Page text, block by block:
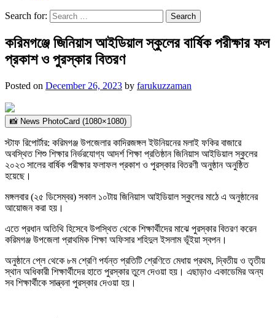
Search for:
করিমগঞ্জে জিনিয়াস আইডিয়াল স্কুলের বার্ষিক পরীক্ষার ফল
প্রকাশ ও পুরস্কার বিতরণ
Posted on December 26, 2023 by farukuzzaman
📸 News PhotoCard (1080×1080)
স্টাফ রিপোর্টার: করিমগঞ্জ উপজেলার কাদিরজঙ্গল ইউনিয়নের মলাই ফকির বাজারে
অবস্থিত শিশু শিক্ষার নির্ভরযোগ্য আদর্শ শিক্ষা প্রতিষ্ঠান জিনিয়াস আইডিয়াল স্কুলের
২০২৩ সালের বার্ষিক পরীক্ষার ফলাফল প্রকাশ ও পুরস্কার বিতরণী অনুষ্ঠান অনুষ্ঠিত
হয়েছে।
মঙ্গলবার (২৫ ডিসেম্বর) সকাল ১০টায় জিনিয়াস আইডিয়াল স্কুলের মাঠে এ অনুষ্ঠানের
আয়োজন করা হয়।
এতে প্রধান অতিথি হিসেবে উপস্থিত থেকে শিক্ষার্থীদের মাঝে পুরস্কার বিতরণ করেন
করিমগঞ্জ উপজেলা প্রাথমিক শিক্ষা অফিসার শহিদুল ইসলাম ভূঁইয়া স্বপন।
অনুষ্ঠানে প্লে থেকে ৮ম শ্রেণি পর্যন্ত প্রতিটি শ্রেণিতে মেধায় প্রথম, দ্বিতীয় ও তৃতীয়
স্থান অধিকারী শিক্ষার্থীদের হাতে পুরস্কার তুলে দেওয়া হয়। এছাড়াও একাডেমির অন্য
সব শিক্ষার্থীকে সান্ত্বনা পুরস্কার দেওয়া হয়।